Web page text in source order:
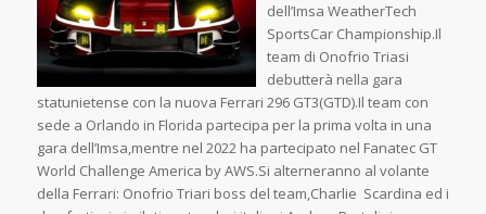
dell’Imsa WeatherTech
SportsCar Championship.Il
team di Onofrio Triasi
debutterà nella gara
statunietense con la nuova Ferrari 296 GT3(GTD).Il team con
sede a Orlando in Florida partecipa per la prima volta in una
gara dell’Imsa,mentre nel 2022 ha partecipato nel Fanatec GT
World Challenge America by AWS.Si alterneranno al volante
della Ferrari: Onofrio Triari boss del team,Charlie Scardina ed i